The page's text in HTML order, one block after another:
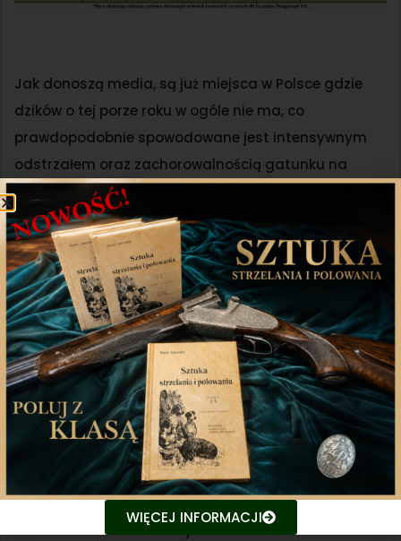
Jak donoszą media, są już miejsca w Polsce gdzie
dzików o tej porze roku w ogóle nie ma, co
prawdopodobnie spowodowane jest intensywnym
odstrzałem oraz zachorowalnością gatunku na
wirus ASF.
CZYTAJ ARTYKUŁ
Apel łowczego krajowego
Przed inauguracją programu łowczy krajowy Paweł
Lisiak zwrócił się do myśliwych z prośbą o
zaangażowanie, wymieniając szereg korzyści z
aktywnych działań w obwodach łowieckich:
Jesteśmy grupą społeczną odpowiedzialną za
stan populacji dzików i powinno nam zależeć na
utrzymaniu jej w dobrej kondycji. Ponadto mając
na uwadze bliskie relacje ze środowiskiem
WIĘCEJ INFORMACJI